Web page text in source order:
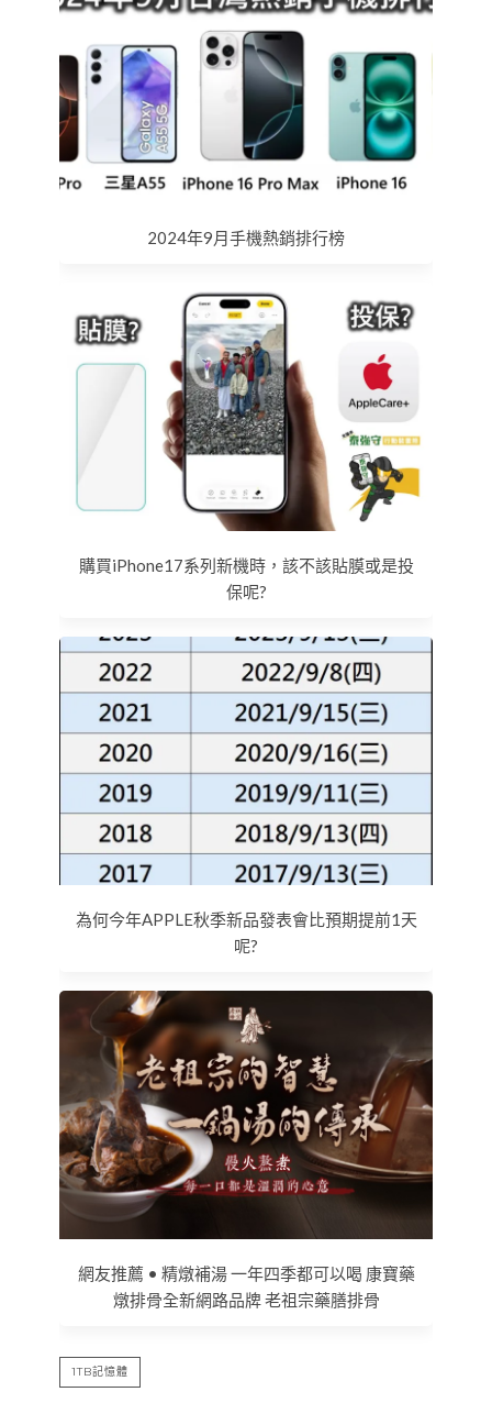
2024年9月手機熱銷排行榜
購買iPhone17系列新機時，該不該貼膜或是投
保呢?
為何今年APPLE秋季新品發表會比預期提前1天
呢?
網友推薦 • 精燉補湯 一年四季都可以喝 康寶藥
燉排骨全新網路品牌 老祖宗藥膳排骨
1TB記憶體